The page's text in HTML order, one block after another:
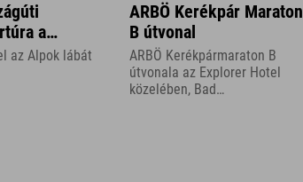
a
régióban
az Alpok lábát
ARBÖ Kerékpár Maraton
B útvonal
ARBÖ Kerékpármaraton B
útvonala az Explorer Hotel
közelében, Bad